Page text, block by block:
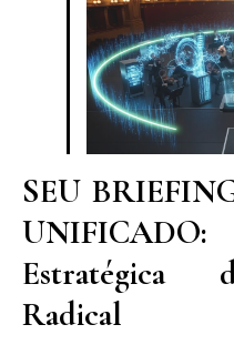
SEU
Estratégica
Radical